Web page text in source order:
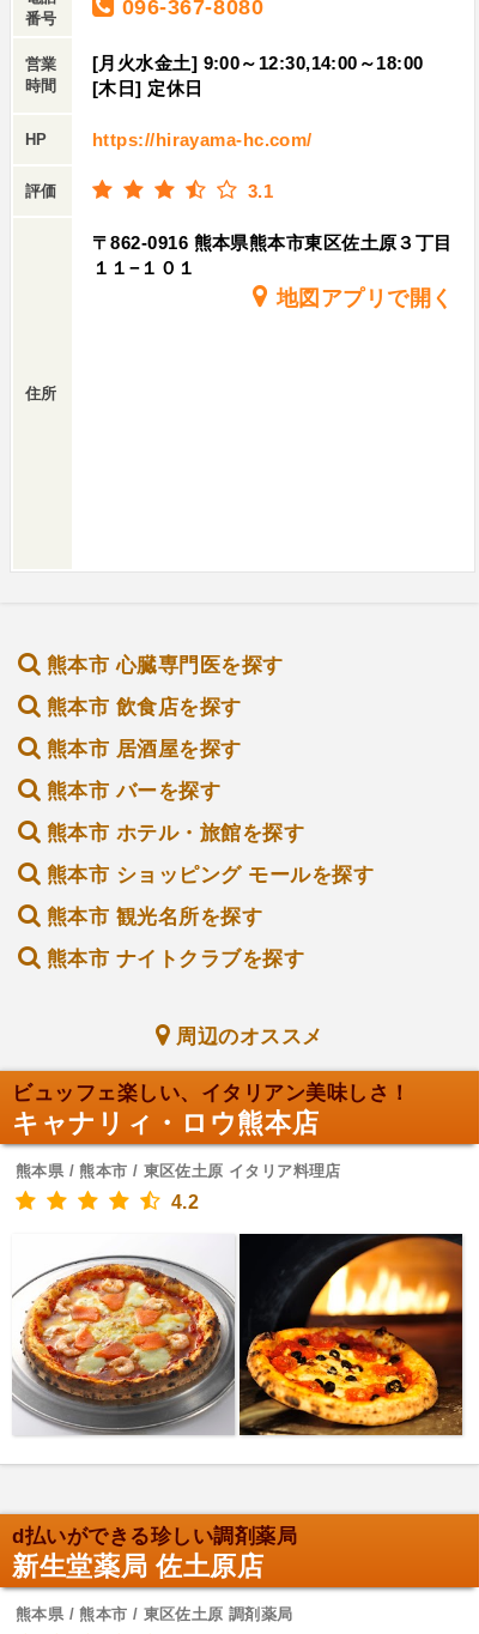
番号
096-367-8080
営業
時間
[月火水金土] 9:00～12:30,14:00～18:00
[木日] 定休日
HP https://hirayama-hc.com/
評価 3.1
住所
〒862-0916 熊本県熊本市東区佐土原３丁目
１１−１０１
地図アプリで開く
熊本市 心臓専門医を探す
熊本市 飲食店を探す
熊本市 居酒屋を探す
熊本市 バーを探す
熊本市 ホテル・旅館を探す
熊本市 ショッピング モールを探す
熊本市 観光名所を探す
熊本市 ナイトクラブを探す
周辺のオススメ
ビュッフェ楽しい、イタリアン美味しさ！
キャナリィ・ロウ熊本店
熊本県 / 熊本市 / 東区佐土原 イタリア料理店
4.2
d払いができる珍しい調剤薬局
新生堂薬局 佐土原店
熊本県 / 熊本市 / 東区佐土原 調剤薬局